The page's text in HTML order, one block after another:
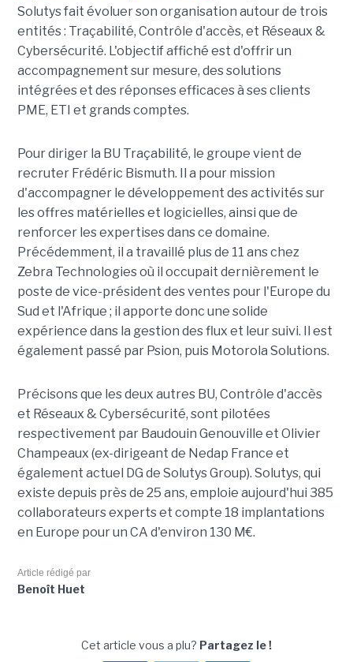
Solutys fait évoluer son organisation autour de trois
entités : Traçabilité, Contrôle d'accès, et Réseaux &
Cybersécurité. L'objectif affiché est d'offrir un
accompagnement sur mesure, des solutions
intégrées et des réponses efficaces à ses clients
PME, ETI et grands comptes.
Pour diriger la BU Traçabilité, le groupe vient de
recruter Frédéric Bismuth. Il a pour mission
d'accompagner le développement des activités sur
les offres matérielles et logicielles, ainsi que de
renforcer les expertises dans ce domaine.
Précédemment, il a travaillé plus de 11 ans chez
Zebra Technologies où il occupait dernièrement le
poste de vice-président des ventes pour l'Europe du
Sud et l'Afrique ; il apporte donc une solide
expérience dans la gestion des flux et leur suivi. Il est
également passé par Psion, puis Motorola Solutions.
Précisons que les deux autres BU, Contrôle d'accès
et Réseaux & Cybersécurité, sont pilotées
respectivement par Baudouin Genouville et Olivier
Champeaux (ex-dirigeant de Nedap France et
également actuel DG de Solutys Group). Solutys, qui
existe depuis près de 25 ans, emploie aujourd'hui 385
collaborateurs experts et compte 18 implantations
en Europe pour un CA d'environ 130 M€.
Article rédigé par
Benoît Huet
Cet article vous a plu? Partagez le !